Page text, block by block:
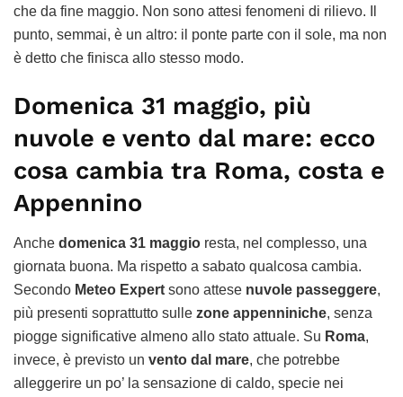
che da fine maggio. Non sono attesi fenomeni di rilievo. Il
punto, semmai, è un altro: il ponte parte con il sole, ma non
è detto che finisca allo stesso modo.
Domenica 31 maggio, più
nuvole e vento dal mare: ecco
cosa cambia tra Roma, costa e
Appennino
Anche domenica 31 maggio resta, nel complesso, una
giornata buona. Ma rispetto a sabato qualcosa cambia.
Secondo Meteo Expert sono attese nuvole passeggere,
più presenti soprattutto sulle zone appenniniche, senza
piogge significative almeno allo stato attuale. Su Roma,
invece, è previsto un vento dal mare, che potrebbe
alleggerire un po’ la sensazione di caldo, specie nei